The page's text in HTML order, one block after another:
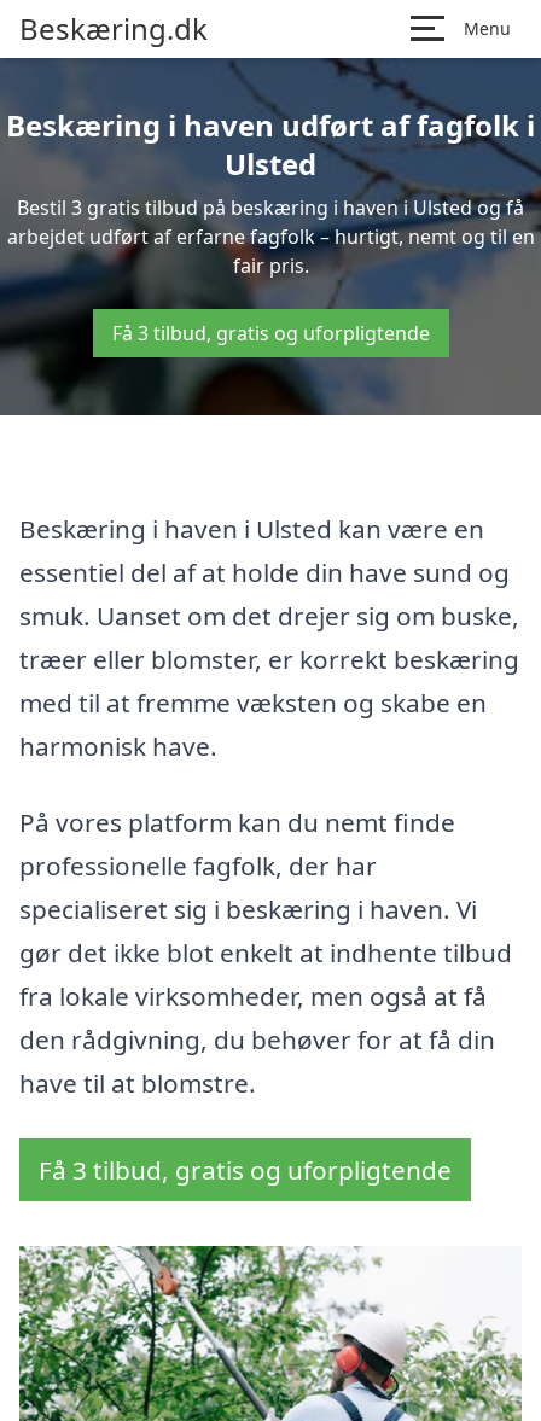
Beskæring.dk Menu
Beskæring i haven udført af fagfolk i
Ulsted
Bestil 3 gratis tilbud på beskæring i haven i Ulsted og få
arbejdet udført af erfarne fagfolk – hurtigt, nemt og til en
fair pris.
Få 3 tilbud, gratis og uforpligtende
Beskæring i haven i Ulsted kan være en
essentiel del af at holde din have sund og
smuk. Uanset om det drejer sig om buske,
træer eller blomster, er korrekt beskæring
med til at fremme væksten og skabe en
harmonisk have.
På vores platform kan du nemt finde
professionelle fagfolk, der har
specialiseret sig i beskæring i haven. Vi
gør det ikke blot enkelt at indhente tilbud
fra lokale virksomheder, men også at få
den rådgivning, du behøver for at få din
have til at blomstre.
Få 3 tilbud, gratis og uforpligtende